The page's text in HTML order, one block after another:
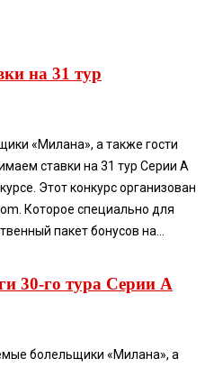
на 31 тур
«Милана», а также гости
ставки на 31 тур Серии А
Этот конкурс организован
Которое специально для
пакет бонусов на...
30-го тура Серии А
болельщики «Милана», а